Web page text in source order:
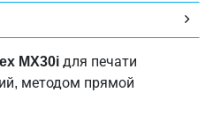
MX30i для печати
методом прямой